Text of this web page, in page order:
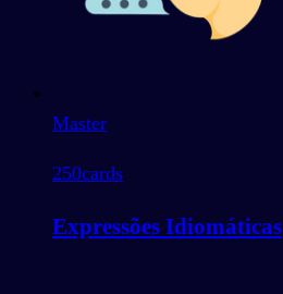
Master
250cards
Expressões Idiomáticas